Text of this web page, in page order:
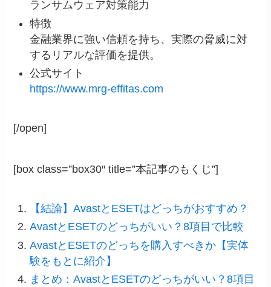
ランサムウェア対策能力
特徴
金融業界に強い信頼を持ち、実際の脅威に対
するリアルな評価を提供。
公式サイト
https://www.mrg-effitas.com
[/open]
[box class=”box30″ title=”本記事のもくじ”]
【結論】AvastとESETはどっちがおすすめ？
AvastとESETのどっちがいい？8項目で比較
AvastとESETのどっちを購入すべきか【実体
験をもとに紹介】
まとめ：AvastとESETのどっちがいい？8項目